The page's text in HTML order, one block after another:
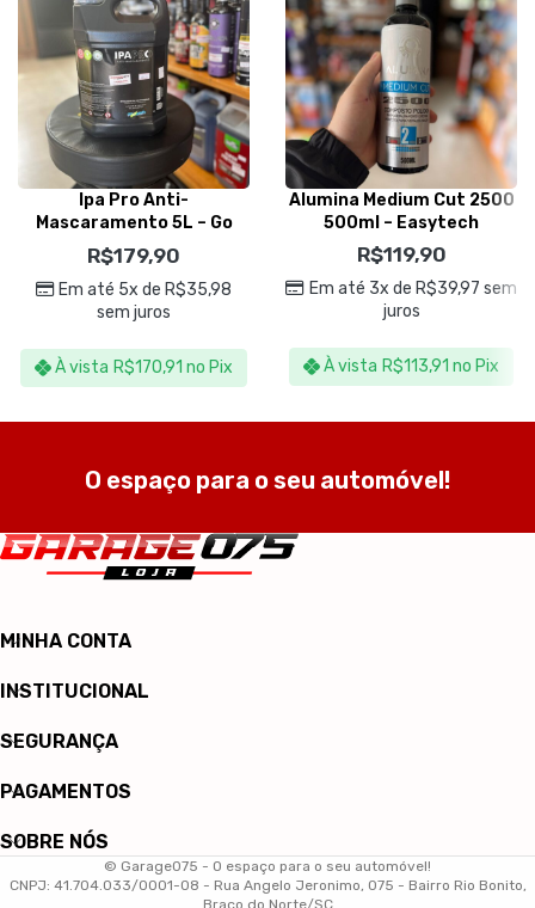
Ipa Pro Anti-
Mascaramento 5L – Go
Eco Wash
R$179,90
Em até 5x de R$35,98
sem juros
À vista R$170,91 no Pix
Alumina Medium Cut 2500
500ml – Easytech
R$119,90
Em até 3x de R$39,97 sem
juros
À vista R$113,91 no Pix
O espaço para o seu automóvel!
MINHA CONTA
INSTITUCIONAL
SEGURANÇA
PAGAMENTOS
SOBRE NÓS
© Garage075 - O espaço para o seu automóvel!
CNPJ: 41.704.033/0001-08 - Rua Angelo Jeronimo, 075 - Bairro Rio Bonito,
Braço do Norte/SC